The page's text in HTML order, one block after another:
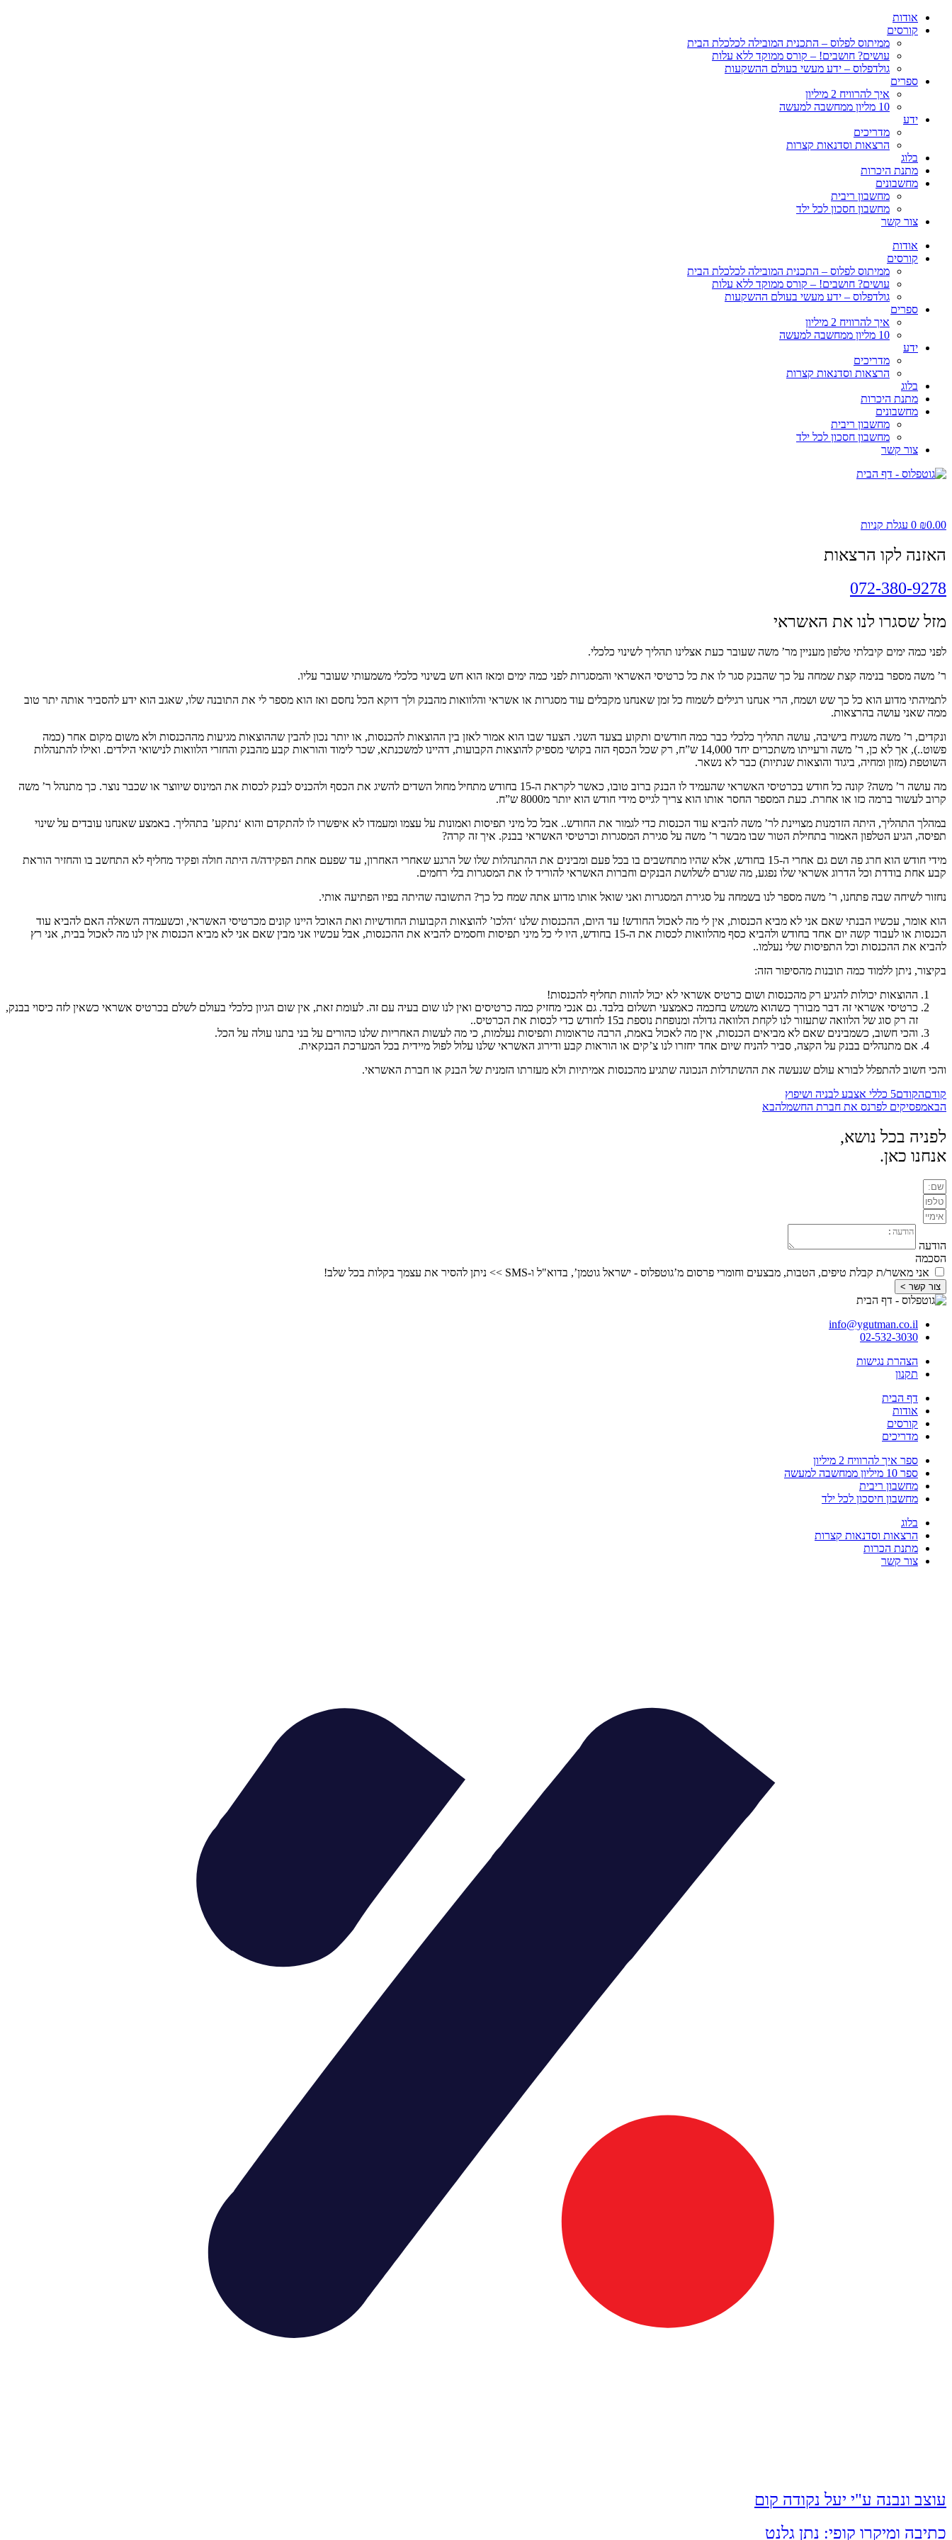
לתוכן
אודות
קורסים
ממיתוס לפלוס – התכנית המובילה לכלכלת הבית
עושים? חושבים! – קורס ממוקד ללא עלות
גולדפלוס – ידע מעשי בעולם ההשקעות
ספרים
איך להרוויח 2 מיליון
10 מליון ממחשבה למעשה
ידע
מדריכים
הרצאות וסדנאות קצרות
בלוג
מתנת היכרות
מחשבונים
מחשבון ריבית
מחשבון חסכון לכל ילד
צור קשר
אודות
קורסים
ממיתוס לפלוס – התכנית המובילה לכלכלת הבית
עושים? חושבים! – קורס ממוקד ללא עלות
גולדפלוס – ידע מעשי בעולם ההשקעות
ספרים
איך להרוויח 2 מיליון
10 מליון ממחשבה למעשה
ידע
מדריכים
הרצאות וסדנאות קצרות
בלוג
מתנת היכרות
מחשבונים
מחשבון ריבית
מחשבון חסכון לכל ילד
צור קשר
₪0.00
0 עגלת קניות
האזנה לקו הרצאות
072-380-9278
מזל שסגרו לנו את האשראי
לפני כמה ימים קיבלתי טלפון מעניין מר’ משה שעובר כעת אצלינו תהליך לשינוי כלכלי.
ר’ משה מספר בנימה קצת שמחה על כך שהבנק סגר לו את כל כרטיסי האשראי והמסגרות לפני כמה ימים ומאז הוא חש בשינוי כלכלי משמעותי שעובר עליו.
לתמיהתי מדוע הוא כל כך שש ושמח, הרי אנחנו רגילים לשמוח כל זמן שאנחנו מקבלים עוד מסגרות או אשראי והלוואות מהבנק ולך דוקא הכל נחסם ואז הוא מספר לי את התובנה שלו, שאגב הוא ידע להסביר אותה יתר טוב
ממה שאני עושה בהרצאות.
ונקדים, ר’ משה משגיח בישיבה, עושה תהליך כלכלי כבר כמה חודשים ותקוע בצעד השני. הצעד שבו הוא אמור לאזן בין ההוצאות להכנסות, או יותר נכון להבין שההוצאות מגיעות מההכנסות ולא משום מקום אחר (כמה
פשוט..), אך לא כן, ר’ משה ורעייתו משתכרים יחד 14,000 ש”ח, רק שכל הכסף הזה בקושי מספיק להוצאות הקבועות, דהיינו למשכנתא, שכר לימוד והוראות קבע מהבנק והחזרי הלוואות לנישואי הילדים. ואילו להתנהלות
השוטפת (מזון ומחיה, ביגוד והוצאות שנתיות) כבר לא נשאר.
מה עושה ר’ משה? קונה כל חודש בכרטיסי האשראי שהעמיד לו הבנק ברוב טובו, כאשר לקראת ה-15 בחודש מתחיל מחול השדים להשיג את הכסף ולהכניס לבנק לכסות את המינוס שיווצר או שכבר נוצר. כך מתנהל ר’ משה
קרוב לעשור ברמה כזו או אחרת. כעת המספר החסר אותו הוא צריך לגייס מידי חודש הוא יותר מ8000 ש”ח.
במהלך התהליך, היתה הזדמנות מצויינת לר’ משה להביא עוד הכנסות כדי לגמור את החודש.. אבל כל מיני תפיסות ואמונות על עצמו ומעמדו לא איפשרו לו להתקדם והוא ‘נתקע’ בתהליך. באמצע שאנחנו עובדים על שינוי
תפיסה, הגיע הטלפון האמור בתחילת הטור שבו מבשר ר’ משה על סגירת המסגרות וכרטיסי האשראי בבנק. איך זה קרה?
מידי חודש הוא חרג פה ושם גם אחרי ה-15 בחודש, אלא שהיו מתחשבים בו בכל פעם ומבינים את ההתנהלות שלו של הרגע שאחרי האחרון, עד שפעם אחת הפקידה/ה היתה חולה ופקיד מחליף לא התחשב בו והחזיר הוראת
קבע אחת בודדת וכל הדרוג אשראי שלו נפגע, מה שגרם לשלושת הבנקים וחברות האשראי להוריד לו את המסגרות בלי רחמים.
נחזור לשיחה שבה פתחנו, ר’ משה מספר לנו בשמחה על סגירת המסגרות ואני שואל אותו מדוע אתה שמח כל כך? התשובה שהיתה בפיו הפתיעה אותי.
הוא אומר, עכשיו הבנתי שאם אני לא מביא הכנסות, אין לי מה לאכול החודש! עד היום, ההכנסות שלנו ‘הלכו’ להוצאות הקבועות החודשיות ואת האוכל היינו קונים מכרטיסי האשראי, וכשעמדה השאלה האם להביא עוד
הכנסות או לעבוד קשה יום אחד בחודש ולהביא כסף מהלוואות לכסות את ה-15 בחודש, היו לי כל מיני תפיסות וחסמים להביא את ההכנסות, אבל עכשיו אני מבין שאם אני לא מביא הכנסות אין לנו מה לאכול בבית, אני רץ
להביא את ההכנסות וכל התפיסות שלי נעלמו..
בקיצור, ניתן ללמוד כמה תובנות מהסיפור הזה:
ההוצאות יכולות להגיע רק מהכנסות ושום כרטיס אשראי לא יכול להוות תחליף להכנסות!
כרטיסי אשראי זה דבר מבורך כשהוא משמש בחכמה כאמצעי תשלום בלבד. גם אנכי מחזיק כמה כרטיסים ואין לנו שום בעיה עם זה. לעומת זאת, אין שום הגיון כלכלי בעולם לשלם בכרטיס אשראי כשאין לזה כיסוי בבנק,
זה רק סוג של הלוואה שתעזור לנו לקחת הלוואה גדולה ומנופחת נוספת ב15 לחודש כדי לכסות את הכרטיס..
והכי חשוב, כשמבינים שאם לא מביאים הכנסות, אין מה לאכול באמת, הרבה טראומות ותפיסות נעלמות, כי מה לעשות האחריות שלנו כהורים על בני בתנו עולה על הכל.
אם מתנהלים בבנק על הקצה, סביר להניח שיום אחד יחזרו לנו צ’קים או הוראות קבע ודירוג האשראי שלנו עלול לפול מיידית בכל המערכת הבנקאית.
והכי חשוב להתפלל לבורא עולם שנעשה את ההשתדלות הנכונה שתגיע מהכנסות אמיתיות ולא מעזרתו הזמנית של הבנק או חברת האשראי.
קודםהקודם5 כללי אצבע לבניה ושיפוץ
הבאמפסיקים לפרנס את חברת החשמלהבא
לפניה בכל נושא,
אנחנו כאן.
הודעה
הסכמה
אני מאשר/ת קבלת טיפים, הטבות, מבצעים וחומרי פרסום מ’גוטפלוס - ישראל גוטמן’, בדוא"ל ו-SMS >> ניתן להסיר את עצמך בקלות בכל שלב!
צור קשר >
info@ygutman.co.il
02-532-3030
הצהרת נגישות
תקנון
דף הבית
אודות
קורסים
מדריכים
ספר איך להרוויח 2 מיליון
ספר 10 מיליון ממחשבה למעשה
מחשבון ריבית
מחשבון חיסכון לכל ילד
בלוג
הרצאות וסדנאות קצרות
מתנת הכרות
צור קשר
עוצב ונבנה ע"י יעל נקודה קום
כתיבה ומיקרו קופי: נתן גלנט